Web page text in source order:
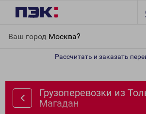
Ваш город Москва?
Рассчитать и заказать
Грузоперевозки из
Магадан